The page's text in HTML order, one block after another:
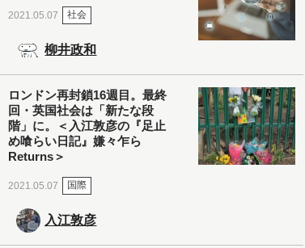
2021.05.07 社会
柳井政和
ロンドン再封鎖16週目。最終
回・英国社会は「新たな段
階」に。＜入江敦彦の『足止
め喰らい日記』嫌々乍ら
Returns＞
2021.05.07 国際
入江敦彦